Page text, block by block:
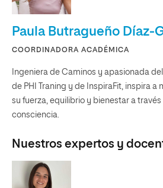
Paula Butragueño Díaz-
COORDINADORA ACADÉMICA
Ingeniera de Caminos y apasionada
de PHI Traning y de InspiraFit, inspira a
su fuerza, equilibrio y bienestar a
consciencia.
Nuestros expertos y